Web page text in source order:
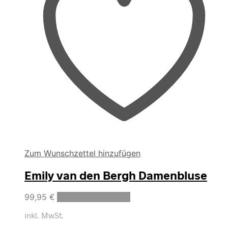
gewählt
Zum Wunschzettel hinzufügen
Emily van den Bergh Damenbluse
99,95 €
inkl. MwSt.